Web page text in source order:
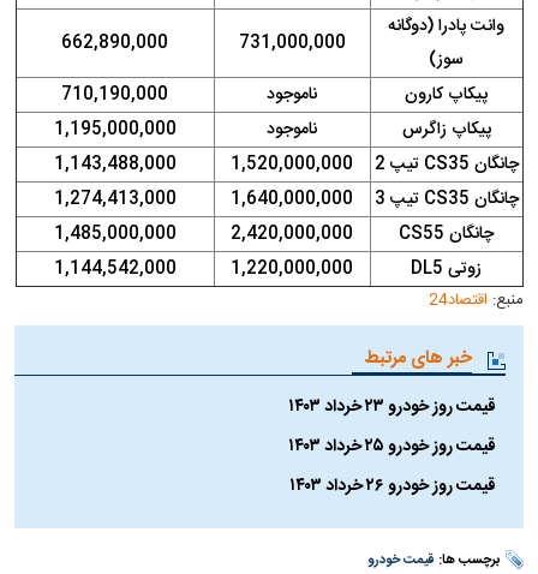
وانت پادرا (دوگانه
سوز)
731,000,000
662,890,000
پیکاپ کارون
ناموجود
710,190,000
پیکاپ زاگرس
ناموجود
1,195,000,000
چانگان CS35 تیپ 2
1,520,000,000
1,143,488,000
چانگان CS35 تیپ 3
1,640,000,000
1,274,413,000
چانگان CS55
2,420,000,000
1,485,000,000
زوتی DL5
1,220,000,000
1,144,542,000
منبع: اقتصاد24
خبر های مرتبط
قیمت روز خودرو ۲۳ خرداد ۱۴۰۳
قیمت روز خودرو ۲۵ خرداد ۱۴۰۳
قیمت روز خودرو ۲۶ خرداد ۱۴۰۳
برچسب ها: قیمت خودرو